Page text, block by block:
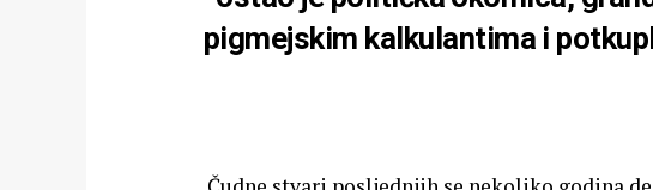
pigmejskim kalkulantima i